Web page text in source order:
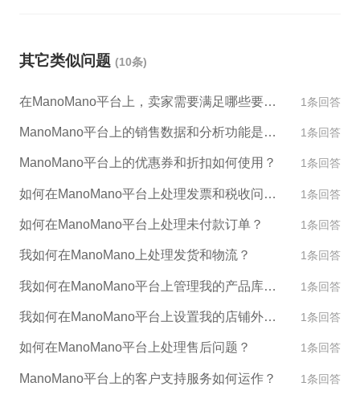
及详细的产品描述和特性。 5. 同时，您需要在Mano
息。 6. 接下来，您需要上传您的商品数据文件，以便
ManoMano帮助您在平台上销售您的产品。在上传数
式化您的数据文件。 7. 最后，当您的账户审核通过
后，您就可以开始在ManoMano上销售您的产品了。
运费等信息。 如果您对ManoMano的平台规则或经营
流程有任何疑问，您可以随时联系ManoMano的客服
团队，他们将为您提供详细的商务指导和技术支持。
同时，我们公司ESG跨境也可以提供专业的跨境电商
服务，包括开店指导、产品上架、营销推广等服务，
欢迎您选择我们作为您的跨境电商合作伙伴。
其它类似问题 (10条)
在ManoMano平台上，卖家需要满足哪些要求才能销售产品？ 1条回答
ManoMano平台上的销售数据和分析功能是什么？ 1条回答
ManoMano平台上的优惠券和折扣如何使用？ 1条回答
如何在ManoMano平台上处理发票和税收问题？ 1条回答
如何在ManoMano平台上处理未付款订单？ 1条回答
我如何在ManoMano上处理发货和物流？ 1条回答
我如何在ManoMano平台上管理我的产品库存？ 1条回答
我如何在ManoMano平台上设置我的店铺外观和设计？ 1条回答
如何在ManoMano平台上处理售后问题？ 1条回答
ManoMano平台上的客户支持服务如何运作？ 1条回答